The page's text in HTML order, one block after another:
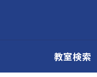
教室検索